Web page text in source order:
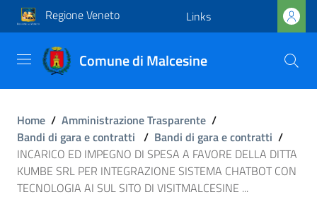
Regione Veneto Links
Comune di Malcesine
Home / Amministrazione Trasparente /
Bandi di gara e contratti / Bandi di gara e contratti /
INCARICO ED IMPEGNO DI SPESA A FAVORE DELLA DITTA
KUMBE SRL PER INTEGRAZIONE SISTEMA CHATBOT CON
TECNOLOGIA AI SUL SITO DI VISITMALCESINE ...